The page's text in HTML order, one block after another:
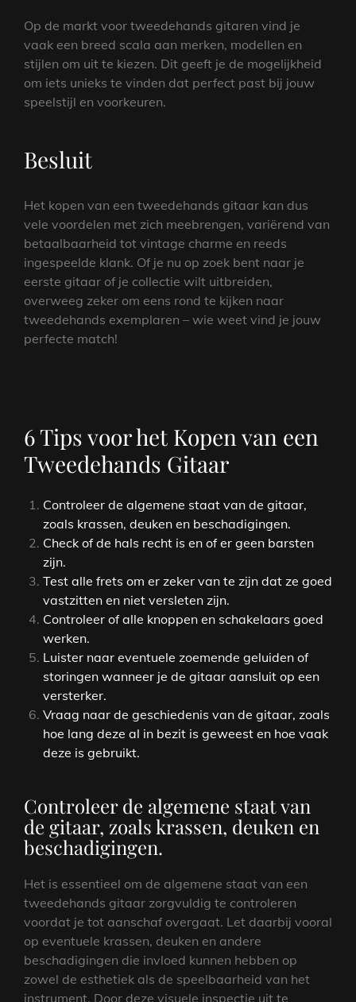
Op de markt voor tweedehands gitaren vind je
vaak een breed scala aan merken, modellen en
stijlen om uit te kiezen. Dit geeft je de mogelijkheid
om iets unieks te vinden dat perfect past bij jouw
speelstijl en voorkeuren.
Besluit
Het kopen van een tweedehands gitaar kan dus
vele voordelen met zich meebrengen, variërend van
betaalbaarheid tot vintage charme en reeds
ingespeelde klank. Of je nu op zoek bent naar je
eerste gitaar of je collectie wilt uitbreiden,
overweeg zeker om eens rond te kijken naar
tweedehands exemplaren – wie weet vind je jouw
perfecte match!
6 Tips voor het Kopen van een
Tweedehands Gitaar
Controleer de algemene staat van de gitaar,
zoals krassen, deuken en beschadigingen.
Check of de hals recht is en of er geen barsten
zijn.
Test alle frets om er zeker van te zijn dat ze goed
vastzitten en niet versleten zijn.
Controleer of alle knoppen en schakelaars goed
werken.
Luister naar eventuele zoemende geluiden of
storingen wanneer je de gitaar aansluit op een
versterker.
Vraag naar de geschiedenis van de gitaar, zoals
hoe lang deze al in bezit is geweest en hoe vaak
deze is gebruikt.
Controleer de algemene staat van
de gitaar, zoals krassen, deuken en
beschadigingen.
Het is essentieel om de algemene staat van een
tweedehands gitaar zorgvuldig te controleren
voordat je tot aanschaf overgaat. Let daarbij vooral
op eventuele krassen, deuken en andere
beschadigingen die invloed kunnen hebben op
zowel de esthetiek als de speelbaarheid van het
instrument. Door deze visuele inspectie uit te